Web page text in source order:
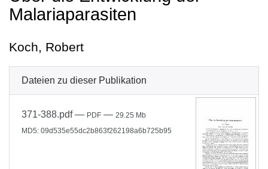
Malariaparasiten
Koch, Robert
Dateien zu dieser Publikation
371-388.pdf— PDF — 29.25 Mb
MD5: 09d535e55dc2b863f262198a6b725b95